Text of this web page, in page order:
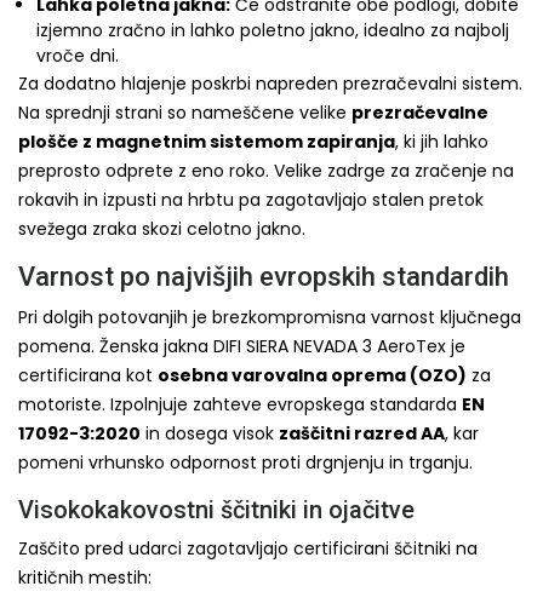
Lahka poletna jakna: Če odstranite obe podlogi, dobite
izjemno zračno in lahko poletno jakno, idealno za najbolj
vroče dni.
Za dodatno hlajenje poskrbi napreden prezračevalni sistem.
Na sprednji strani so nameščene velike prezračevalne
plošče z magnetnim sistemom zapiranja, ki jih lahko
preprosto odprete z eno roko. Velike zadrge za zračenje na
rokavih in izpusti na hrbtu pa zagotavljajo stalen pretok
svežega zraka skozi celotno jakno.
Varnost po najvišjih evropskih standardih
Pri dolgih potovanjih je brezkompromisna varnost ključnega
pomena. Ženska jakna DIFI SIERA NEVADA 3 AeroTex je
certificirana kot osebna varovalna oprema (OZO) za
motoriste. Izpolnjuje zahteve evropskega standarda EN
17092-3:2020 in dosega visok zaščitni razred AA, kar
pomeni vrhunsko odpornost proti drgnjenju in trganju.
Visokokakovostni ščitniki in ojačitve
Zaščito pred udarci zagotavljajo certificirani ščitniki na
kritičnih mestih: